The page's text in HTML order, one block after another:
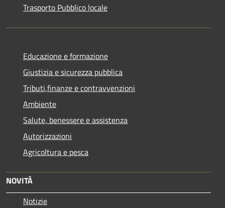
Trasporto Pubblico locale
Educazione e formazione
Giustizia e sicurezza pubblica
Tributi,finanze e contravvenzioni
Ambiente
Salute, benessere e assistenza
Autorizzazioni
Agricoltura e pesca
NOVITÀ
Notizie